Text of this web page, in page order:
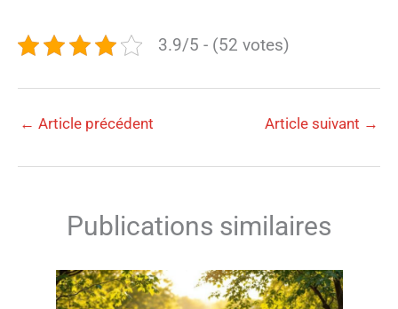
3.9/5 - (52 votes)
← Article précédent Article suivant →
Publications similaires